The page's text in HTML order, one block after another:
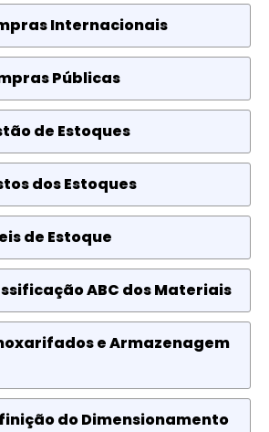
Internacionais
Públicas
de Estoques
dos Estoques
de Estoque
ABC dos Materiais
e Armazenagem
do Dimensionamento